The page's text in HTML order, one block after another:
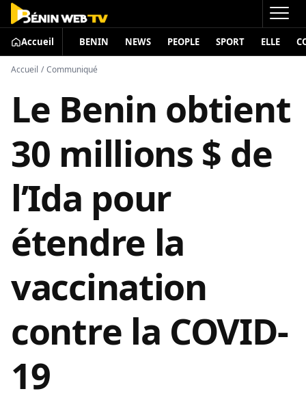
Accueil BENIN NEWS PEOPLE SPORT ELLE
Accueil / Communiqué
Le Benin obtient
30 millions $ de
l’Ida pour
étendre la
vaccination
contre la COVID-
19